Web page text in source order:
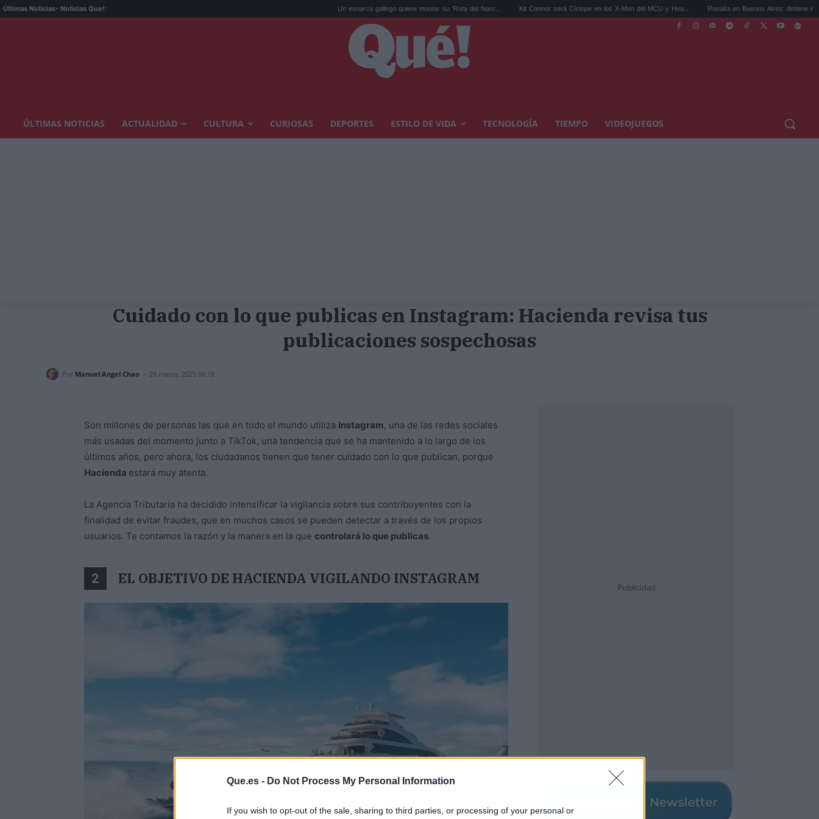
Que.es - Do Not Process My Personal Information
If you wish to opt-out of the sale, sharing to third parties, or processing of your personal or
Últimas Noticias- Noticias Que!: Un exnarco gallego quiere montar su 'Ruta del Narc... Kit Connor será Cíclope en los X-Men del MCU y Hea... Rosalía en Buenos Aires: detiene el tráfico y se
ÚLTIMAS NOTICIAS ACTUALIDAD CULTURA CURIOSAS DEPORTES ESTILO DE VIDA TECNOLOGÍA TIEMPO VIDEOJUEGOS
Cuidado con lo que publicas en Instagram: Hacienda revisa tus
publicaciones sospechosas
Por Manuel Angel Chao - 28 marzo, 2025 06:18
Son millones de personas las que en todo el mundo utiliza Instagram, una de las redes sociales
más usadas del momento junto a TikTok, una tendencia que se ha mantenido a lo largo de los
últimos años, pero ahora, los ciudadanos tienen que tener cuidado con lo que publican, porque
Hacienda estará muy atenta.
La Agencia Tributaria ha decidido intensificar la vigilancia sobre sus contribuyentes con la
finalidad de evitar fraudes, que en muchos casos se pueden detectar a través de los propios
usuarios. Te contamos la razón y la manera en la que controlará lo que publicas.
2 EL OBJETIVO DE HACIENDA VIGILANDO INSTAGRAM
Publicidad